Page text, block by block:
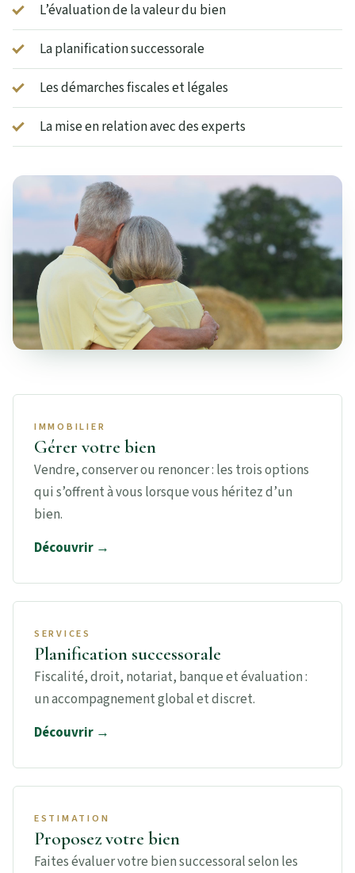
L’évaluation de la valeur du bien
La planification successorale
Les démarches fiscales et légales
La mise en relation avec des experts
IMMOBILIER
Gérer votre bien
Vendre, conserver ou renoncer : les trois options
qui s’offrent à vous lorsque vous héritez d’un
bien.
Découvrir →
SERVICES
Planification successorale
Fiscalité, droit, notariat, banque et évaluation :
un accompagnement global et discret.
Découvrir →
ESTIMATION
Proposez votre bien
Faites évaluer votre bien successoral selon les